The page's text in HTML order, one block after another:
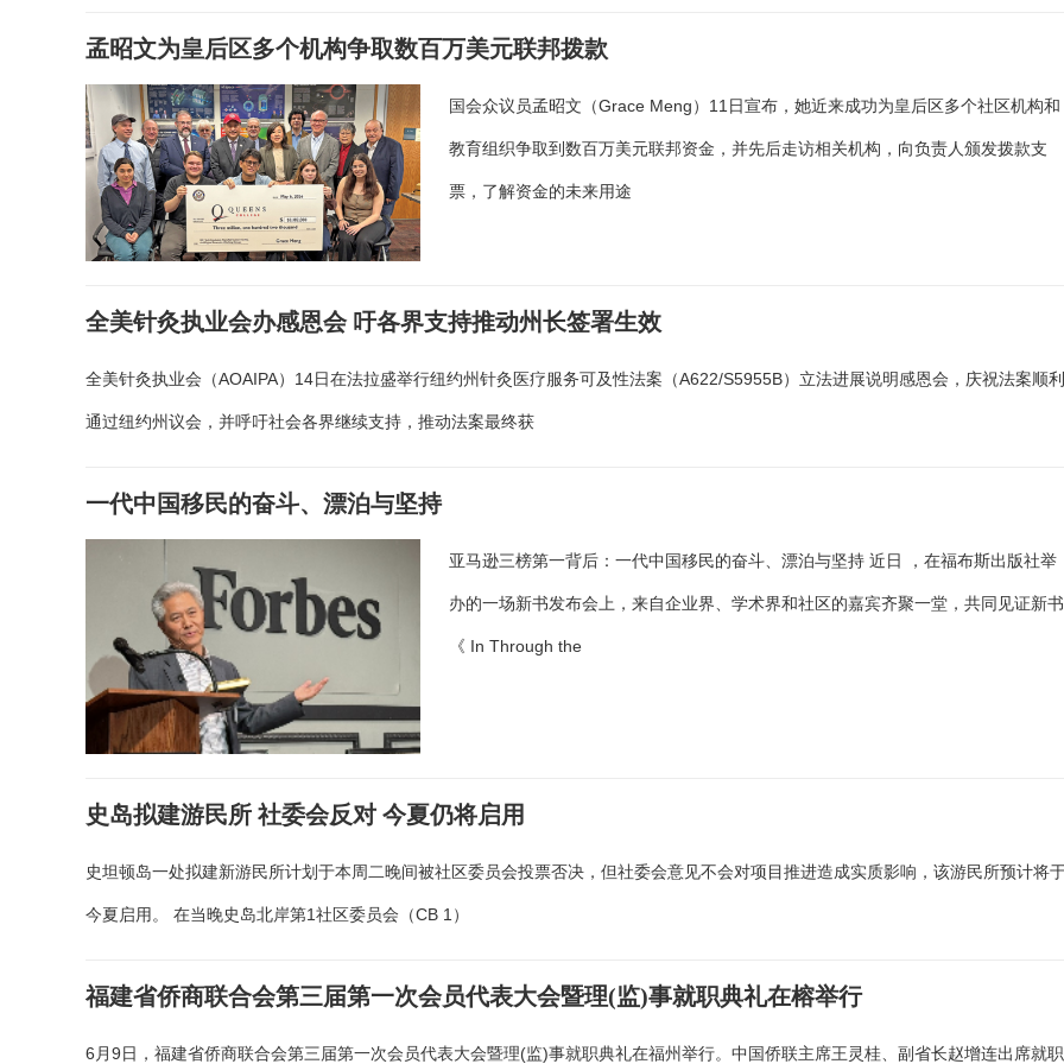
孟昭文为皇后区多个机构争取数百万美元联邦拨款
国会众议员孟昭文（Grace Meng）11日宣布，她近来成功为皇后区多个社区机构和
教育组织争取到数百万美元联邦资金，并先后走访相关机构，向负责人颁发拨款支
票，了解资金的未来用途
全美针灸执业会办感恩会 吁各界支持推动州长签署生效
全美针灸执业会（AOAIPA）14日在法拉盛举行纽约州针灸医疗服务可及性法案（A622/S5955B）立法进展说明感恩会，庆祝法案顺利
通过纽约州议会，并呼吁社会各界继续支持，推动法案最终获
一代中国移民的奋斗、漂泊与坚持
亚马逊三榜第一背后：一代中国移民的奋斗、漂泊与坚持 近日 ，在福布斯出版社举
办的一场新书发布会上，来自企业界、学术界和社区的嘉宾齐聚一堂，共同见证新书
《 In Through the
史岛拟建游民所 社委会反对 今夏仍将启用
史坦顿岛一处拟建新游民所计划于本周二晚间被社区委员会投票否决，但社委会意见不会对项目推进造成实质影响，该游民所预计将
今夏启用。 在当晚史岛北岸第1社区委员会（CB 1）
福建省侨商联合会第三届第一次会员代表大会暨理(监)事就职典礼在榕举行
6月9日，福建省侨商联合会第三届第一次会员代表大会暨理(监)事就职典礼在福州举行。中国侨联主席王灵桂、副省长赵增连出席就职